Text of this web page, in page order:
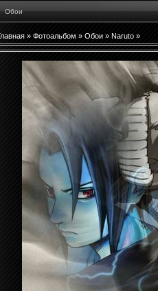
Обои
» Фотоальбом » Обои » Naruto »